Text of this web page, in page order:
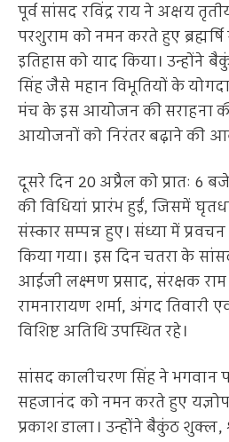
पूर्व सांसद रविंद्र राय ने अक्षय
परशुराम को नमन करते हुए
इतिहास को याद किया। उन्होंने
सिंह जैसे महान विभूतियों के
मंच के इस आयोजन की सराहना
आयोजनों को निरंतर बढ़ाने की
दूसरे दिन 20 अप्रैल को प्रातः 6
की विधियां प्रारंभ हुईं, जिसमें
संस्कार सम्पन्न हुए। संध्या में
किया गया। इस दिन चतरा के
आईजी लक्ष्मण प्रसाद, संरक्षक
रामनारायण शर्मा, अंगद तिवारी
विशिष्ट अतिथि उपस्थित रहे।
सांसद कालीचरण सिंह ने भगवान
सहजानंद को नमन करते हुए
प्रकाश डाला। उन्होंने बैकुंठ शुक्ल,